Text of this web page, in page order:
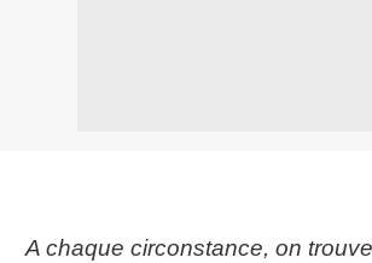
A chaque circonstance, on